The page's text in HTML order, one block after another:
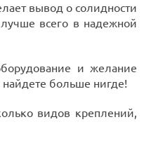
вывод о солидности
всего в надежной
и желание
больше нигде!
видов креплений,